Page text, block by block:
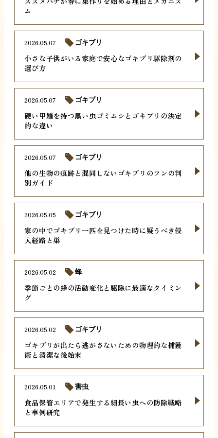
ム
小さな子供がいる家庭で安心なゴキブリ駆除剤の
選び方
2026.05.07 ゴキブリ
硬い甲羅を持つ黒い虫ゴミムシとゴキブリの決定
的な違い
2026.05.07 ゴキブリ
他の生物の痕跡と混同しないゴキブリのフンの判
別ガイド
2026.05.07 ゴキブリ
家の中でゴキブリ一匹を見つけた時に疑うべき侵
入経路と巣
2026.05.05 ゴキブリ
季節ごとの蜂の活動変化と駆除に最適なタイミン
グ
2026.05.02 蜂
ゴキブリが出たら逃がさないための物理的な捕獲
術と清潔な後始末
2026.05.02 ゴキブリ
食品保管エリアで発生する細長い虫への防除戦略
と事例研究
2026.05.01 害虫